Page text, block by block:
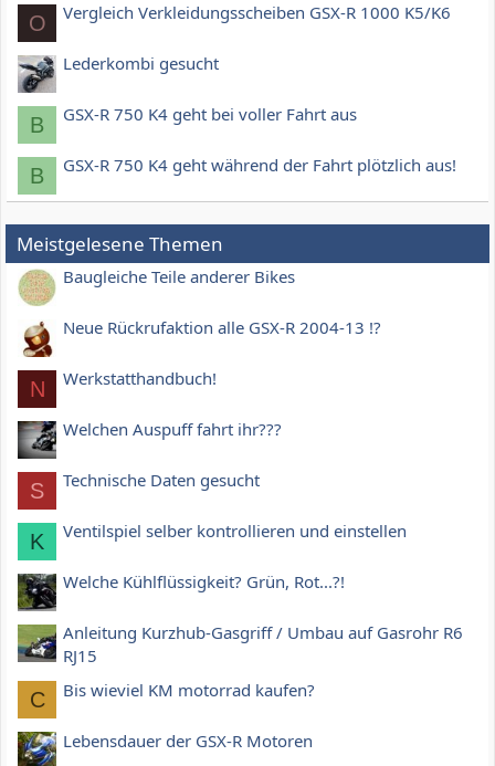
O Vergleich Verkleidungsscheiben GSX-R 1000 K5/K6
Lederkombi gesucht
B GSX-R 750 K4 geht bei voller Fahrt aus
B GSX-R 750 K4 geht während der Fahrt plötzlich aus!
Meistgelesene Themen
Baugleiche Teile anderer Bikes
Neue Rückrufaktion alle GSX-R 2004-13 !?
N Werkstatthandbuch!
Welchen Auspuff fahrt ihr???
S Technische Daten gesucht
K Ventilspiel selber kontrollieren und einstellen
Welche Kühlflüssigkeit? Grün, Rot...?!
Anleitung Kurzhub-Gasgriff / Umbau auf Gasrohr R6
RJ15
C Bis wieviel KM motorrad kaufen?
Lebensdauer der GSX-R Motoren